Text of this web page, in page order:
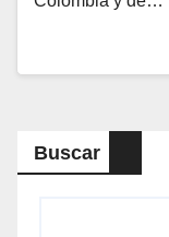
Buscar